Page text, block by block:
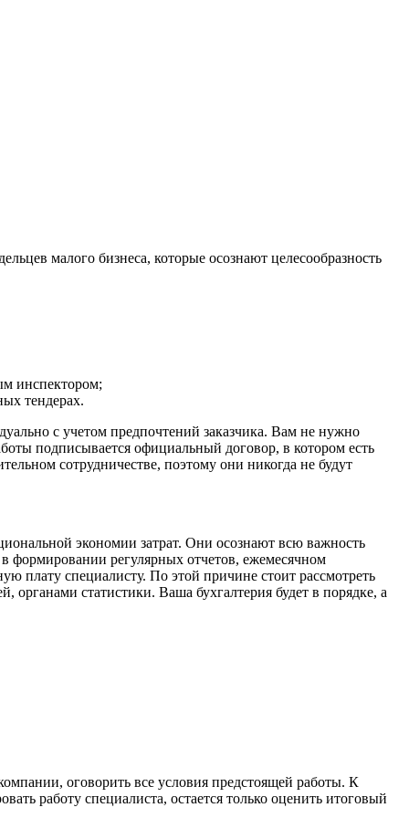
малого бизнеса, которые осознают целесообразность
инспектором;
тендерах.
с учетом предпочтений заказчика. Вам не нужно
подписывается официальный договор, в котором есть
сотрудничестве, поэтому они никогда не будут
экономии затрат. Они осознают всю важность
в формировании регулярных отчетов, ежемесячном
плату специалисту. По этой причине стоит рассмотреть
органами статистики. Ваша бухгалтерия будет в порядке, а
оговорить все условия предстоящей работы. К
работу специалиста, остается только оценить итоговый